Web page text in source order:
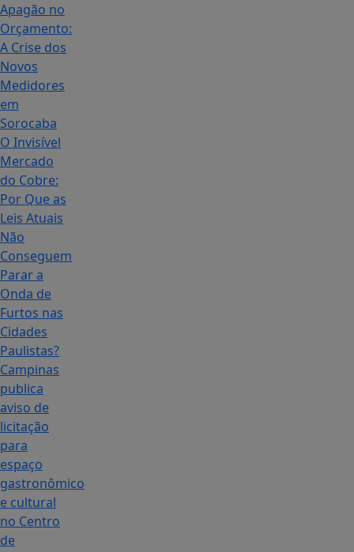
Apagão no
Orçamento:
A Crise dos
Novos
Medidores
em
Sorocaba
O Invisível
Mercado
do Cobre:
Por Que as
Leis Atuais
Não
Conseguem
Parar a
Onda de
Furtos nas
Cidades
Paulistas?
Campinas
publica
aviso de
licitação
para
espaço
gastronômico
e cultural
no Centro
de